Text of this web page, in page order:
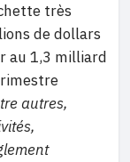
très
de dollars
au 1,3 milliard
autres,